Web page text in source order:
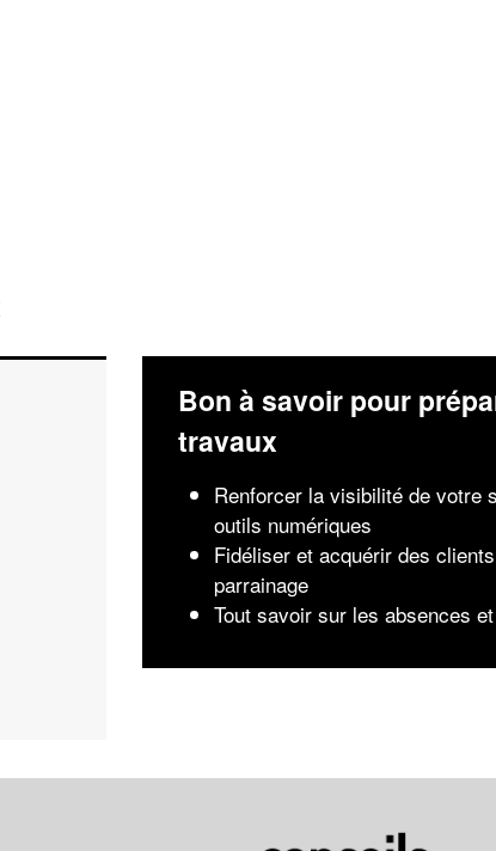
Bon à savoir pour
travaux
Renforcer la visibilité de votre
outils numériques
Fidéliser et acquérir des
parrainage
Tout savoir sur les absences